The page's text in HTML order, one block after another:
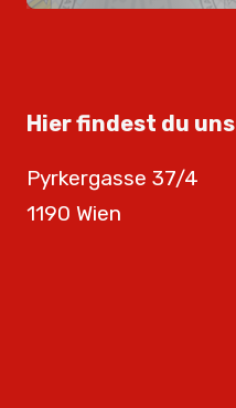
Hier findest du uns
Pyrkergasse 37/4
1190 Wien